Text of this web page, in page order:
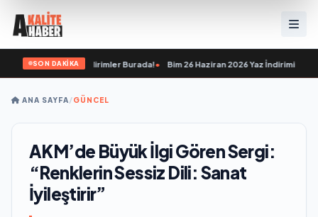
SON DAKİKA
İnanılmaz İndirimler Burada!• Bim 26 Haziran 2026 Yaz İndirimi:
ANA SAYFA/GÜNCEL
AKM’de Büyük İlgi Gören Sergi:
“Renklerin Sessiz Dili: Sanat
İyileştirir”